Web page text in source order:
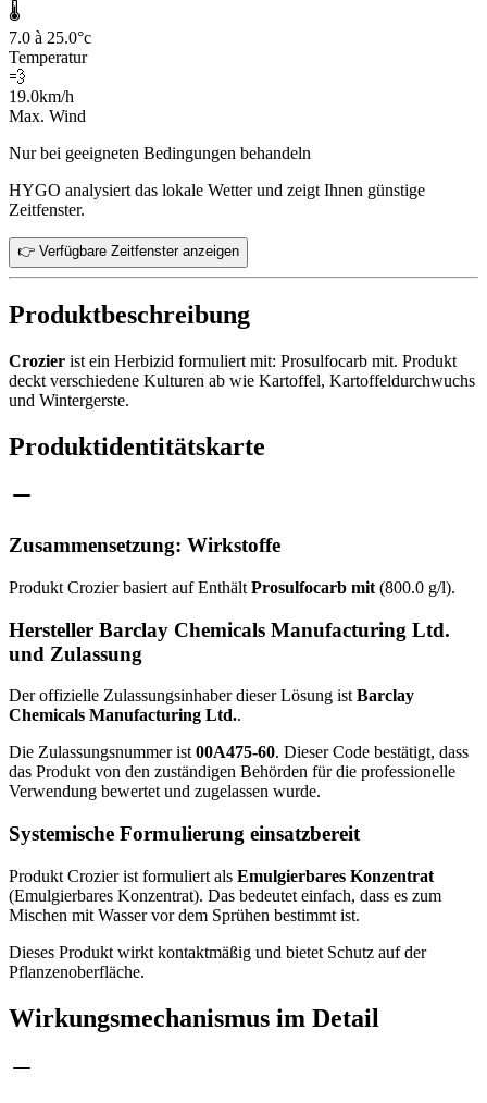
🌡️
7.0 à 25.0°c
Temperatur
💨
19.0km/h
Max. Wind
Nur bei geeigneten Bedingungen behandeln
HYGO analysiert das lokale Wetter und zeigt Ihnen günstige
Zeitfenster.
👉 Verfügbare Zeitfenster anzeigen
Produktbeschreibung
Crozier ist ein Herbizid formuliert mit: Prosulfocarb mit. Produkt
deckt verschiedene Kulturen ab wie Kartoffel, Kartoffeldurchwuchs
und Wintergerste.
Produktidentitätskarte
Zusammensetzung: Wirkstoffe
Produkt Crozier basiert auf Enthält Prosulfocarb mit (800.0 g/l).
Hersteller Barclay Chemicals Manufacturing Ltd.
und Zulassung
Der offizielle Zulassungsinhaber dieser Lösung ist Barclay
Chemicals Manufacturing Ltd..
Die Zulassungsnummer ist 00A475-60. Dieser Code bestätigt, dass
das Produkt von den zuständigen Behörden für die professionelle
Verwendung bewertet und zugelassen wurde.
Systemische Formulierung einsatzbereit
Produkt Crozier ist formuliert als Emulgierbares Konzentrat
(Emulgierbares Konzentrat). Das bedeutet einfach, dass es zum
Mischen mit Wasser vor dem Sprühen bestimmt ist.
Dieses Produkt wirkt kontaktmäßig und bietet Schutz auf der
Pflanzenoberfläche.
Wirkungsmechanismus im Detail